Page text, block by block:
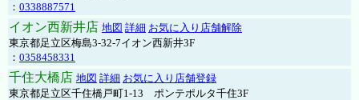
： 0338887571
イオン西新井店 地図 詳細 お気に入り店舗解除
東京都足立区梅島3-32-7イオン西新井3F
： 0358458331
千住大橋店 地図 詳細 お気に入り店舗登録
東京都足立区千住橋戸町1-13 ポンテポルタ千住3F